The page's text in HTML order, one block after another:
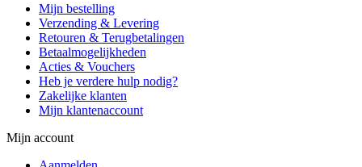
Mijn bestelling
Verzending & Levering
Retouren & Terugbetalingen
Betaalmogelijkheden
Acties & Vouchers
Heb je verdere hulp nodig?
Zakelijke klanten
Mijn klantenaccount
Mijn account